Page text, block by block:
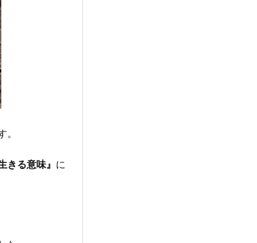
きる意味』 に